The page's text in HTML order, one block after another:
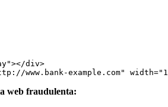
div>
www.bank-example.com"
web fraudulenta: